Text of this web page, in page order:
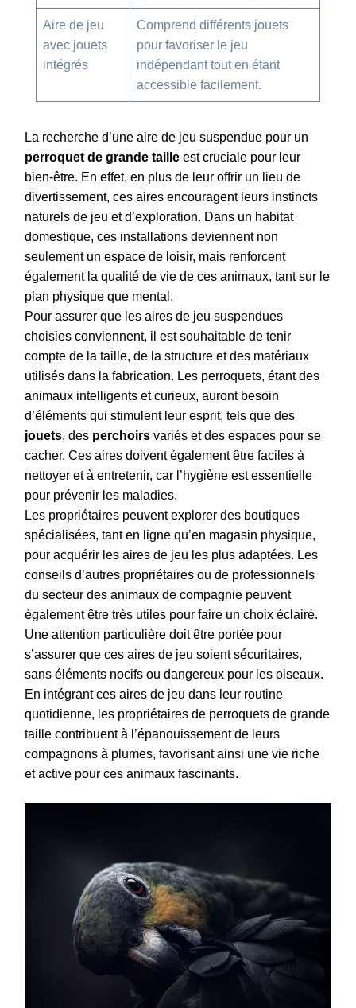
Aire de jeu
avec jouets
intégrés
Comprend différents jouets
pour favoriser le jeu
indépendant tout en étant
accessible facilement.
La recherche d’une aire de jeu suspendue pour un
perroquet de grande taille est cruciale pour leur
bien-être. En effet, en plus de leur offrir un lieu de
divertissement, ces aires encouragent leurs instincts
naturels de jeu et d’exploration. Dans un habitat
domestique, ces installations deviennent non
seulement un espace de loisir, mais renforcent
également la qualité de vie de ces animaux, tant sur le
plan physique que mental.
Pour assurer que les aires de jeu suspendues
choisies conviennent, il est souhaitable de tenir
compte de la taille, de la structure et des matériaux
utilisés dans la fabrication. Les perroquets, étant des
animaux intelligents et curieux, auront besoin
d’éléments qui stimulent leur esprit, tels que des
jouets, des perchoirs variés et des espaces pour se
cacher. Ces aires doivent également être faciles à
nettoyer et à entretenir, car l’hygiène est essentielle
pour prévenir les maladies.
Les propriétaires peuvent explorer des boutiques
spécialisées, tant en ligne qu’en magasin physique,
pour acquérir les aires de jeu les plus adaptées. Les
conseils d’autres propriétaires ou de professionnels
du secteur des animaux de compagnie peuvent
également être très utiles pour faire un choix éclairé.
Une attention particulière doit être portée pour
s’assurer que ces aires de jeu soient sécuritaires,
sans éléments nocifs ou dangereux pour les oiseaux.
En intégrant ces aires de jeu dans leur routine
quotidienne, les propriétaires de perroquets de grande
taille contribuent à l’épanouissement de leurs
compagnons à plumes, favorisant ainsi une vie riche
et active pour ces animaux fascinants.